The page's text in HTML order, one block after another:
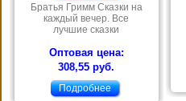
Братья Гримм Сказки на
каждый вечер. Все
лучшие сказки
Оптовая цена:
308,55 руб.
Подробнее